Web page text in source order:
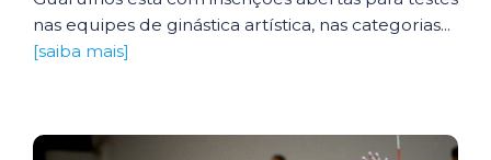
nas equipes de ginástica artística, nas categorias...
[saiba mais]